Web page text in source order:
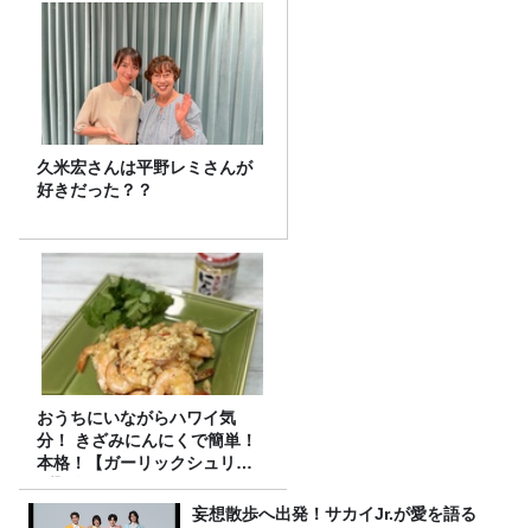
久米宏さんは平野レミさんが
好きだった？？
おうちにいながらハワイ気
分！ きざみにんにくで簡単！
本格！【ガーリックシュリン
プ】 桃屋のかんたんレシピ
妄想散歩へ出発！サカイJr.が愛を語る